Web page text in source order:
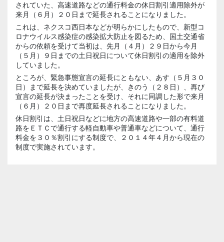
されていた、高速道路などの通行料金の休日割引適用除外が
来月（６月）２０日まで延長されることになりました。
これは、ネクスコ西日本などが明らかにしたもので、新型コ
ロナウイルス感染症の感染拡大防止を図るため、国土交通省
からの依頼を受けて当初は、先月（４月）２９日から今月
（５月）９日までの土日祝日について休日割引の適用を除外
していました。
ところが、緊急事態宣言の延長にともない、あす（５月３０
日）まで延長を決めていましたが、きのう（２８日）、再び
宣言の延長が決まったことを受け、それに同調した形で来月
（６月）２０日まで再度延長されることになりました。
休日割引は、土日祝日などに地方の高速道路や一部の有料道
路をＥＴＣで通行する軽自動車や普通車などについて、通行
料金を３０％割引にする制度で、２０１４年４月から現在の
制度で実施されています。